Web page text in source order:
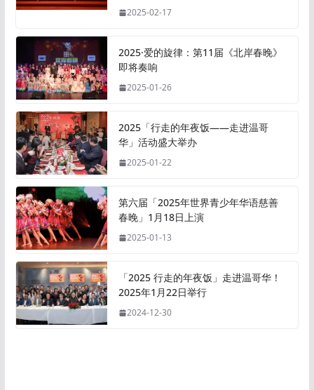
2025-02-17
2025·爱的旋律：第11届《北岸春晚》
即将奏响
2025-01-26
2025「行走的年夜饭——走进温哥
华」活动盛大举办
2025-01-22
第六届「2025年世界青少年华语慈善
春晚」1月18日上演
2025-01-13
「2025 行走的年夜饭」走进温哥华！
2025年1月22日举行
2024-12-30